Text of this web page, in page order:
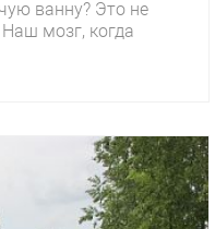
ванну? Это не
мозг, когда